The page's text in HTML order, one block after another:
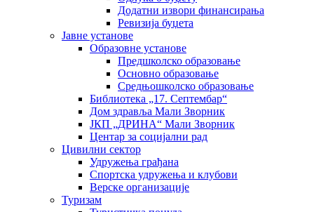
Додатни извори финансирања
Ревизија буџета
Јавне установе
Образовне установе
Предшколско образовање
Основно образовање
Средњошколско образовање
Библиотека „17. Септембар“
Дом здравља Мали Зворник
ЈКП „ДРИНА“ Мали Зворник
Центар за социјални рад
Цивилни сектор
Удружења грађана
Спортска удружења и клубови
Верске организације
Туризам